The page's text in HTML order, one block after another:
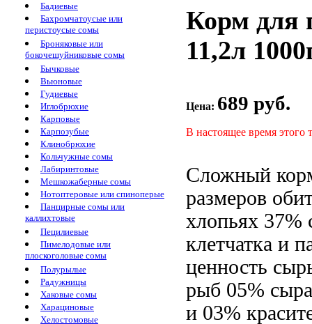
Бадиевые
Бахромчатоусые или
перистоусые сомы
Броняковые или
бокочешуйниковые сомы
Бычковые
Вьюновые
Гудиевые
Иглобрюхие
Карповые
Карпозубые
Клинобрюхие
Кольчужные сомы
Лабиринтовые
Мешкожаберные сомы
Нотоптеровые или спиноперые
Панцирные сомы или
каллихтовые
Пецилиевые
Пимелодовые или
плоскоголовые сомы
Полурылые
Радужницы
Хаковые сомы
Харациновые
Хелостомовые
Корм для
11,2л
Цена: 689 руб.
В настоящее время этого
Сложный
размеров
хлопьях 37%
клетчатка и
ценность
рыб 05%
и 03%